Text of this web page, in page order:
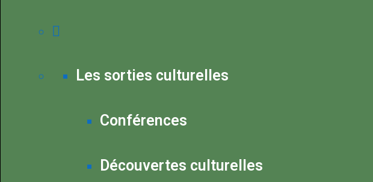
Les sorties culturelles
Conférences
Découvertes culturelles